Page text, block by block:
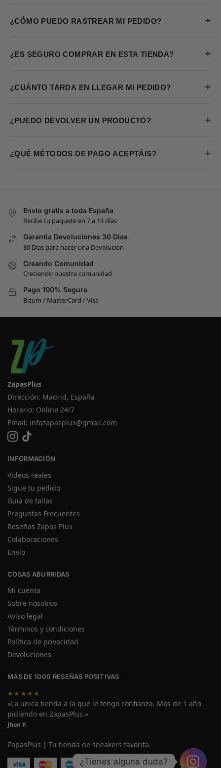
¿CÓMO PUEDO RASTREAR MI PEDIDO? +
¿ES SEGURO COMPRAR EN ESTA TIENDA? +
¿CUÁNTO TARDA EN LLEGAR MI PEDIDO? +
¿PUEDO DEVOLVER UN PRODUCTO? +
¿QUÉ MÉTODOS DE PAGO ACEPTÁIS? +
Envío gratis a toda España
Recibe tu paquete en 7 a 15 días
Garantia Devoluciones 30 Días
30 Días para hacer una Devolucion
Creando Comunidad
Creciendo nuestra comunidad
Pago 100% Seguro
Bizum / MasterCard / Visa
ZapasPlus
Dirección: Madrid, España
Horario: Online 24/7
Email: infozapasplus@gmail.com
INFORMACIÓN
Videos reales
Sigue tu pedido
Guia de tallas
Preguntas Frecuentes
Reseñas Zapas Plus
Colaboraciones
Envío
COSAS ABURRIDAS
Mi cuenta
Sobre nosotros
Aviso legal
Términos y condiciones
Política de privacidad
Devoluciones
MÁS DE 1000 RESEÑAS POSITIVAS
★★★★★
«La unica tienda a la que le tengo confianza. Mas de 1 año
pidiendo en ZapasPlus.»
Jhon P.
ZapasPlus | Tu tienda de sneakers favorita.
¿Tienes alguna duda?